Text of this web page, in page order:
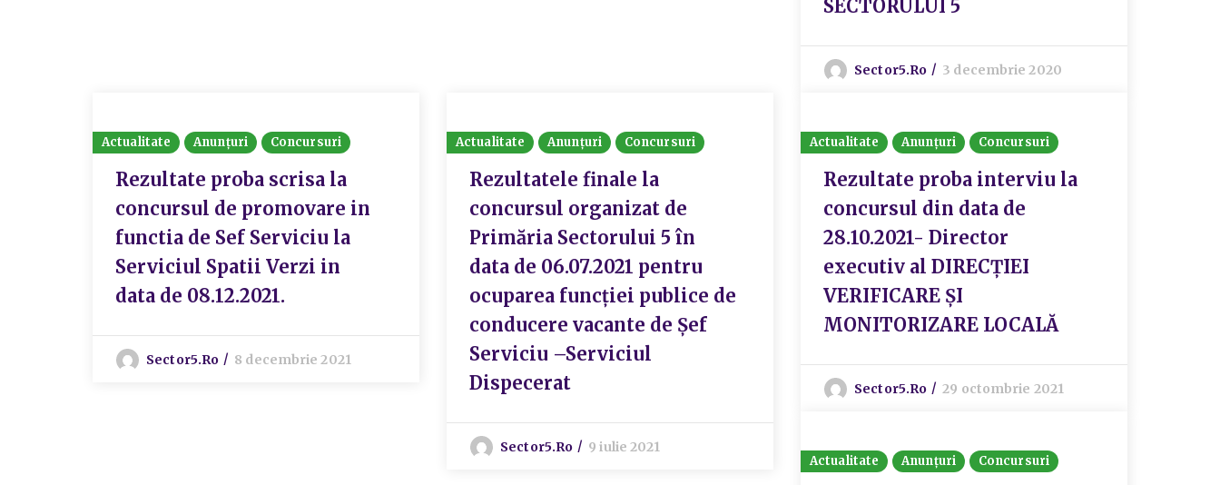
SECTORULUI 5
Sector5.ro 3 decembrie 2020
Actualitate Anunțuri Concursuri
Rezultate proba scrisa la
concursul de promovare in
functia de Sef Serviciu la
Serviciul Spatii Verzi in
data de 08.12.2021.
Sector5.ro 8 decembrie 2021
Actualitate Anunțuri Concursuri
Rezultatele finale la
concursul organizat de
Primăria Sectorului 5 în
data de 06.07.2021 pentru
ocuparea funcției publice de
conducere vacante de Șef
Serviciu –Serviciul
Dispecerat
Sector5.ro 9 iulie 2021
Actualitate Anunțuri Concursuri
Rezultate proba interviu la
concursul din data de
28.10.2021- Director
executiv al DIRECȚIEI
VERIFICARE ȘI
MONITORIZARE LOCALĂ
Sector5.ro 29 octombrie 2021
Actualitate Anunțuri Concursuri